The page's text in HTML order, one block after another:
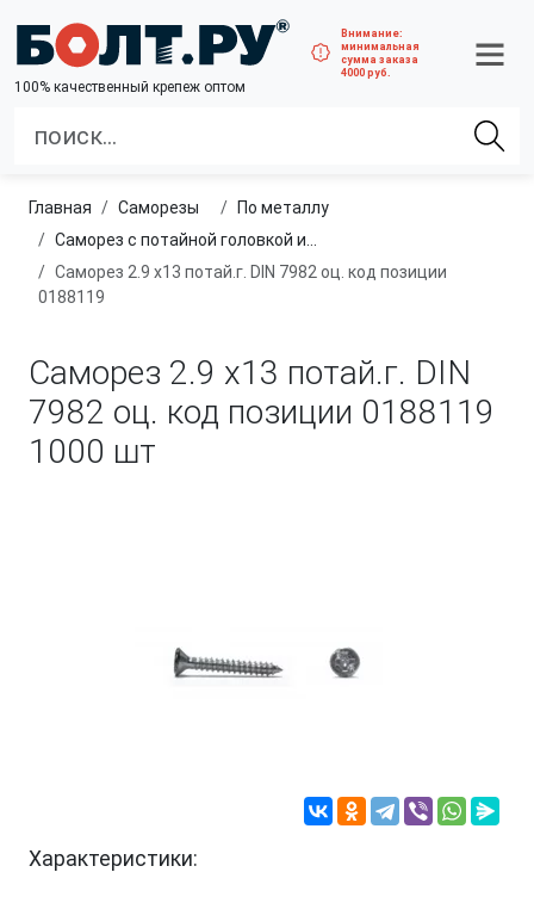
100% качественный крепеж оптом
Внимание:
минимальная
сумма заказа
4000 руб.
Главная саморезы
по металлу
Саморез с потайной головкой и острым концом
Саморез 2.9 х13 потай.г. DIN 7982 оц. код позиции
0188119
Саморез 2.9 х13 потай.г. DIN
7982 оц. код позиции 0188119
1000 шт
Характеристики: